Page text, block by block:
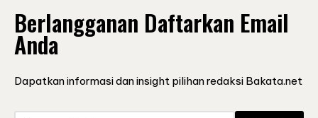
Berlangganan Daftarkan Email
Anda
Dapatkan informasi dan insight pilihan redaksi Bakata.net